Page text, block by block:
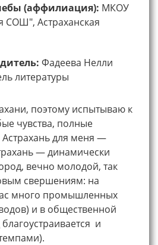
(аффилиация): МКОУ
СОШ", Астраханская
Фадеева Нелли
литературы
поэтому испытываю к
чувства, полные
Астрахань для меня —
— динамически
вечно молодой, так
свершениям: на
много промышленных
и в общественной
и